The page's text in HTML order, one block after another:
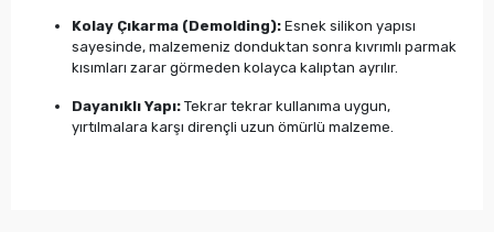
Kolay Çıkarma (Demolding): Esnek silikon yapısı
sayesinde, malzemeniz donduktan sonra kıvrımlı parmak
kısımları zarar görmeden kolayca kalıptan ayrılır.
Dayanıklı Yapı: Tekrar tekrar kullanıma uygun,
yırtılmalara karşı dirençli uzun ömürlü malzeme.